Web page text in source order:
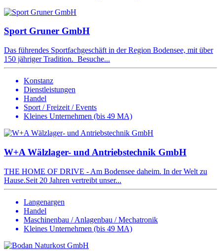
Sport Gruner GmbH
Das führendes Sportfachgeschäft in der Region Bodensee, mit über
150 jähriger Tradition. Besuche...
Konstanz
Dienstleistungen
Handel
Sport / Freizeit / Events
Kleines Unternehmen (bis 49 MA)
W+A Wälzlager- und Antriebstechnik GmbH
THE HOME OF DRIVE - Am Bodensee daheim. In der Welt zu
Hause.Seit 20 Jahren vertreibt unser...
Langenargen
Handel
Maschinenbau / Anlagenbau / Mechatronik
Kleines Unternehmen (bis 49 MA)